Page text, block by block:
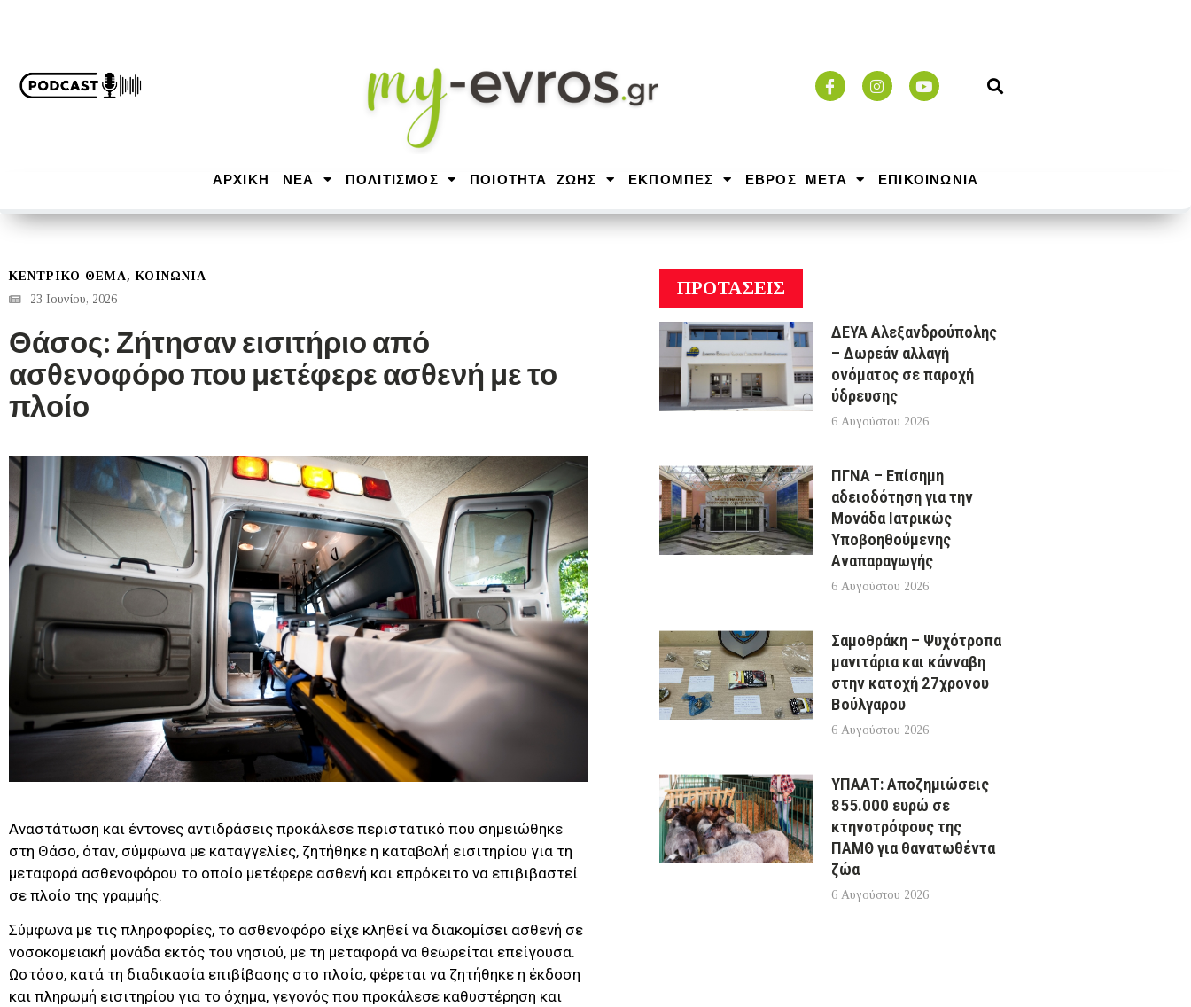
ΑΡΧΙΚΉ ΝΕΑ ΠΟΛΙΤΙΣΜΟΣ ΠΟΙΟΤΗΤΑ ΖΩΗΣ ΕΚΠΟΜΠΕΣ ΕΒΡΟΣ ΜΕΤΑ ΕΠΙΚΟΙΝΩΝΙΑ
ΚΕΝΤΡΙΚΟ ΘΕΜΑ,ΚΟΙΝΩΝΙΑ
23 Ιουνίου, 2026
Θάσος: Ζήτησαν εισιτήριο από
ασθενοφόρο που μετέφερε ασθενή με το
πλοίο
Αναστάτωση και έντονες αντιδράσεις προκάλεσε περιστατικό που σημειώθηκε
στη Θάσο, όταν, σύμφωνα με καταγγελίες, ζητήθηκε η καταβολή εισιτηρίου για τη
μεταφορά ασθενοφόρου το οποίο μετέφερε ασθενή και επρόκειτο να επιβιβαστεί
σε πλοίο της γραμμής.
Σύμφωνα με τις πληροφορίες, το ασθενοφόρο είχε κληθεί να διακομίσει ασθενή σε
νοσοκομειακή μονάδα εκτός του νησιού, με τη μεταφορά να θεωρείται επείγουσα.
Ωστόσο, κατά τη διαδικασία επιβίβασης στο πλοίο, φέρεται να ζητήθηκε η έκδοση
και πληρωμή εισιτηρίου για το όχημα, γεγονός που προκάλεσε καθυστέρηση και
ΠΡΟΤΑΣΕΙΣ
ΔΕΥΑ Αλεξανδρούπολης
– Δωρεάν αλλαγή
ονόματος σε παροχή
ύδρευσης
6 Αυγούστου 2026
ΠΓΝΑ – Επίσημη
αδειοδότηση για την
Μονάδα Ιατρικώς
Υποβοηθούμενης
Αναπαραγωγής
6 Αυγούστου 2026
Σαμοθράκη – Ψυχότροπα
μανιτάρια και κάνναβη
στην κατοχή 27χρονου
Βούλγαρου
6 Αυγούστου 2026
ΥΠΑΑΤ: Αποζημιώσεις
855.000 ευρώ σε
κτηνοτρόφους της
ΠΑΜΘ για θανατωθέντα
ζώα
6 Αυγούστου 2026